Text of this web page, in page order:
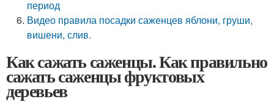
период
Видео правила посадки саженцев яблони, груши,
вишени, слив.
Как сажать саженцы. Как правильно
сажать саженцы фруктовых
деревьев